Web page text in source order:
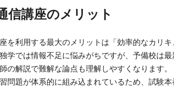
信講座のメリット
を利用する最大のメリットは「効率的なカリ
学では情報不足に悩みがちですが、予備校は
の解説で難解な論点も理解しやすくなります。
問題が体系的に組み込まれているため、試験